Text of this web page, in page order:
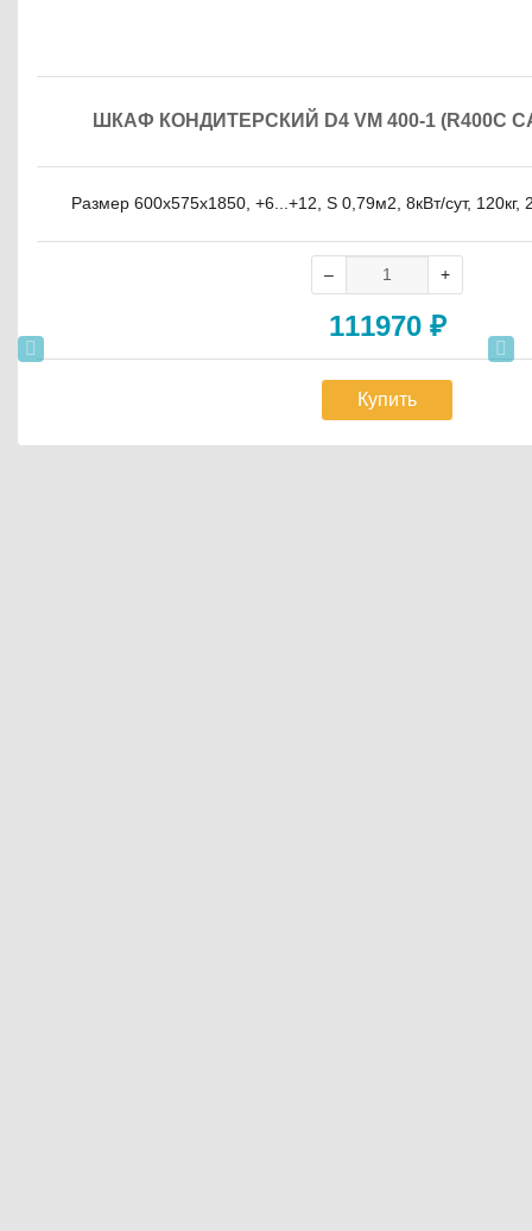
ШКАФ КОНДИТЕРСКИЙ D4 VM 400-1 (R400C
Размер 600х575х1850, +6...+12, S 0,79м2, 8кВт/сут, 120кг,
111970 ₽
Купить